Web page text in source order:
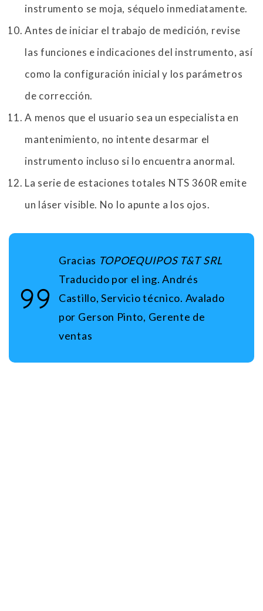
instrumento se moja, séquelo inmediatamente.
Antes de iniciar el trabajo de medición, revise
las funciones e indicaciones del instrumento, así
como la configuración inicial y los parámetros
de corrección.
A menos que el usuario sea un especialista en
mantenimiento, no intente desarmar el
instrumento incluso si lo encuentra anormal.
La serie de estaciones totales NTS 360R emite
un láser visible. No lo apunte a los ojos.
Gracias TOPOEQUIPOS T&T SRL
Traducido por el ing. Andrés
Castillo, Servicio técnico. Avalado
por Gerson Pinto, Gerente de
ventas